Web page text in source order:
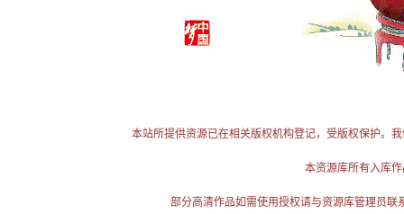
本站所提供资源已在相关版权机构登记，受版权保护。
本资源库所有入库
部分高清作品如需使用授权请与资源库管理员联